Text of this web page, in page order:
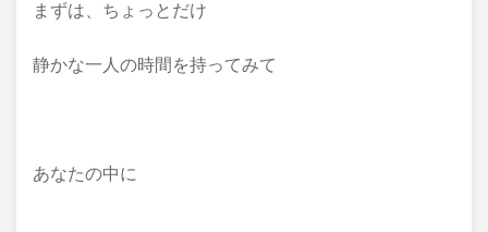
まずは、ちょっとだけ
静かな一人の時間を持ってみて
あなたの中に